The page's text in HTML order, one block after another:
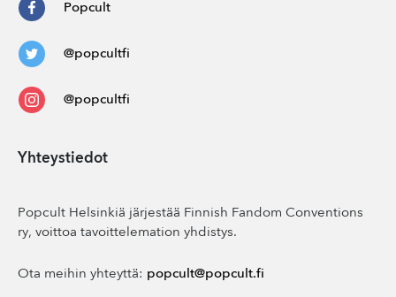
Popcult
@popcultfi
@popcultfi
Yhteystiedot
Popcult Helsinkiä järjestää Finnish Fandom Conventions
ry, voittoa tavoittelemation yhdistys.
Ota meihin yhteyttä: popcult@popcult.fi